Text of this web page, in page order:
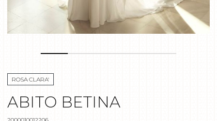
ROSA CLARA'
ABITO BETINA